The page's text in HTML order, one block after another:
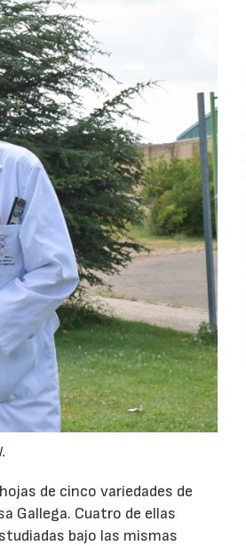
de cinco variedades de
Gallega. Cuatro de ellas
bajo las mismas